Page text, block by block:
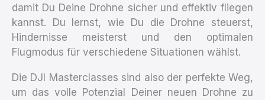
damit Du Deine Drohne sicher und effektiv fliegen
kannst. Du lernst, wie Du die Drohne steuerst,
Hindernisse meisterst und den optimalen
Flugmodus für verschiedene Situationen wählst.
Die DJI Masterclasses sind also der perfekte Weg,
um das volle Potenzial Deiner neuen Drohne zu